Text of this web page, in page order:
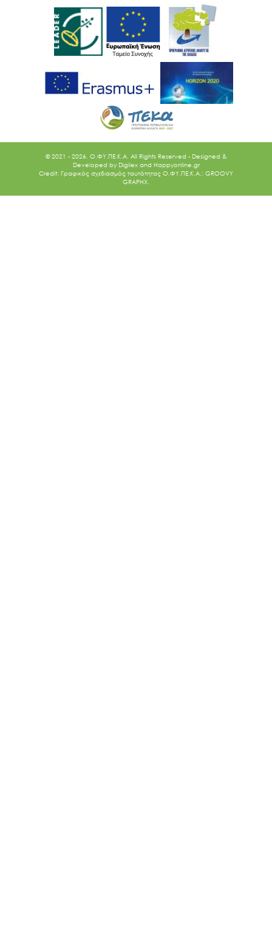
© 2021 - 2026. O.ΦΥ.ΠΕ.Κ.Α. All Rights Reserved - Designed &
Developed by Digilex and Happyonline.gr
Credit: Γραφικός σχεδιασμός ταυτότητας Ο.ΦΥ.ΠΕ.Κ.Α.: GROOVY
GRAPHX.